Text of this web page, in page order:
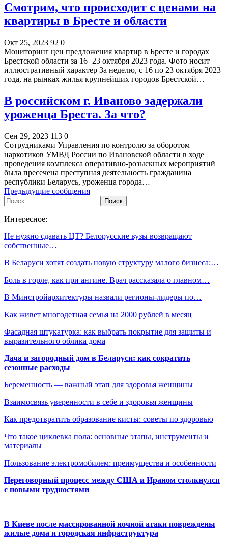
Смотрим, что происходит с ценами на
квартиры в Бресте и области
Окт 25, 2023 92 0
Мониторинг цен предложения квартир в Бресте и городах
Брестской области за 16−23 октября 2023 года. Фото носит
иллюстративный характер За неделю, с 16 по 23 октября 2023
года, на рынках жилья крупнейших городов Брестской…
В российском г. Иваново задержали
уроженца Бреста. За что?
Сен 29, 2023 113 0
Сотрудниками Управления по контролю за оборотом
наркотиков УМВД России по Ивановской области в ходе
проведения комплекса оперативно-розыскных мероприятий
была пресечена преступная деятельность гражданина
республики Беларусь, уроженца города…
Предыдущие сообщения
Интересное:
Не нужно сдавать ЦТ? Белорусские вузы возвращают
собственные…
В Беларуси хотят создать новую структуру малого бизнеса:…
Боль в горле, как при ангине. Врач рассказала о главном…
В Минстройархитектуры назвали регионы-лидеры по…
Как живет многодетная семья на 2000 рублей в месяц
Фасадная штукатурка: как выбрать покрытие для защиты и
выразительного облика дома
Дача и загородный дом в Беларуси: как сократить
сезонные расходы
Беременность — важный этап для здоровья женщины
Взаимосвязь уверенности в себе и здоровья женщины
Как предотвратить образование кисты: советы по здоровью
Что такое циклевка пола: основные этапы, инструменты и
материалы
Пользование электромобилем: преимущества и особенности
Переговорный процесс между США и Ираном столкнулся
с новыми трудностями
В Киеве после массированной ночной атаки повреждены
жилые дома и городская инфраструктура